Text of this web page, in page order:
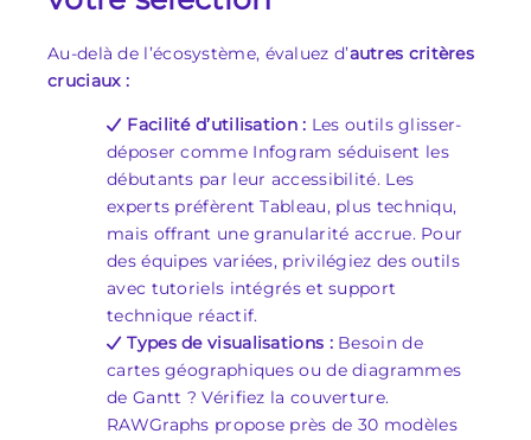
Au-delà de l’écosystème, évaluez d’autres critères
cruciaux :
Facilité d’utilisation : Les outils glisser-
déposer comme Infogram séduisent les
débutants par leur accessibilité. Les
experts préfèrent Tableau, plus techniqu,
mais offrant une granularité accrue. Pour
des équipes variées, privilégiez des outils
avec tutoriels intégrés et support
technique réactif.
Types de visualisations :Besoin de
cartes géographiques ou de diagrammes
de Gantt ? Vérifiez la couverture.
RAWGraphs propose près de 30 modèles